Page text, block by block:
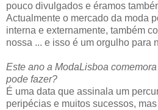
pouco divulgados e éramos
Actualmente o mercado da moda
interna e externamente, também
nossa ... e isso é um orgulho para
Este ano a ModaLisboa
pode fazer?
É uma data que assinala um
peripécias e muitos sucessos,